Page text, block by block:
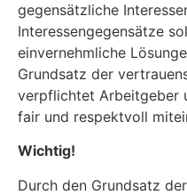
gegensätzliche
Interessengegensätze
einvernehmliche
Grundsatz der
verpflichtet Arbeitgeber
fair und respektvoll
Wichtig!
Durch den Grundsatz